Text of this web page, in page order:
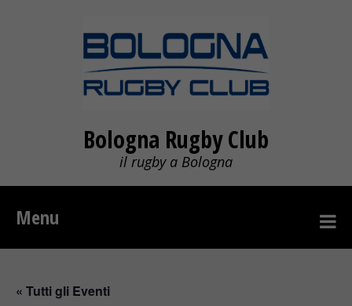
Bologna Rugby Club
il rugby a Bologna
Menu
« Tutti gli Eventi